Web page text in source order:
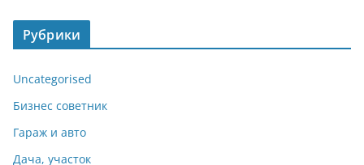
Рубрики
Uncategorised
Бизнес советник
Гараж и авто
Дача, участок